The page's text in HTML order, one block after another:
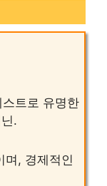
트로 유명한
.
, 경제적인